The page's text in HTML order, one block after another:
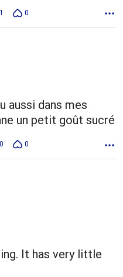
1 0
aussi dans mes
un petit goût sucré
0 0
It has very little